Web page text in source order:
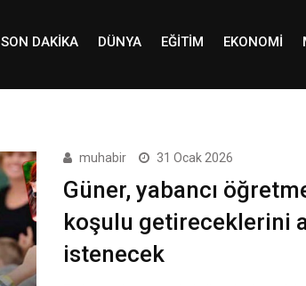
SON DAKIKA DÜNYA EĞITIM EKONOMI
muhabir 31 Ocak 2026
Güner, yabancı
koşulu getireceklerini
istenecek